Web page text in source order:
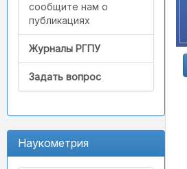
сообщите нам о
публикациях
Журналы РГПУ
Задать вопрос
Наукометрия